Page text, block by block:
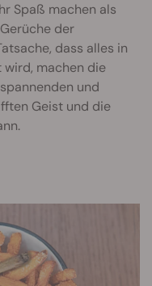
Spaß machen als
der
dass alles in
wird, machen die
und
Geist und die